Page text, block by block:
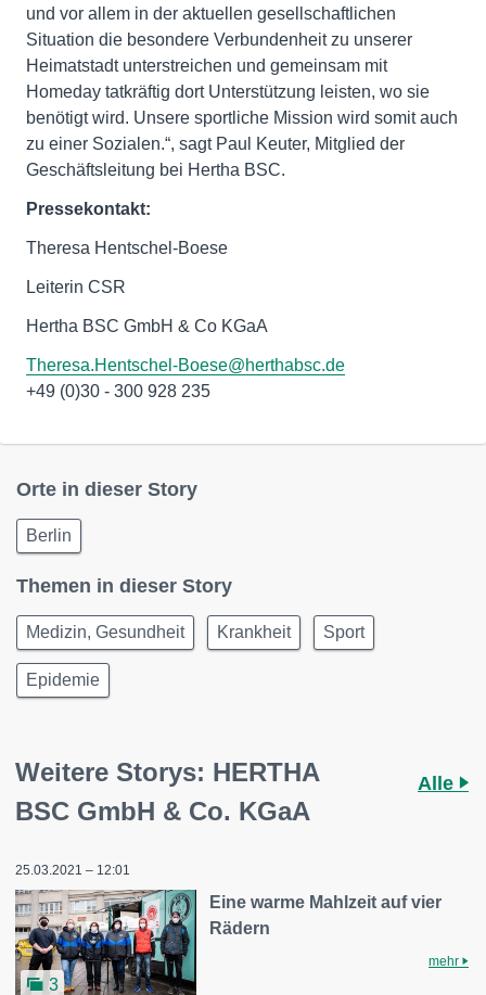
und vor allem in der aktuellen gesellschaftlichen
Situation die besondere Verbundenheit zu unserer
Heimatstadt unterstreichen und gemeinsam mit
Homeday tatkräftig dort Unterstützung leisten, wo sie
benötigt wird. Unsere sportliche Mission wird somit auch
zu einer Sozialen.“, sagt Paul Keuter, Mitglied der
Geschäftsleitung bei Hertha BSC.
Pressekontakt:
Theresa Hentschel-Boese
Leiterin CSR
Hertha BSC GmbH & Co KGaA
Theresa.Hentschel-Boese@herthabsc.de
+49 (0)30 - 300 928 235
Orte in dieser Story
Berlin
Themen in dieser Story
Medizin, Gesundheit Krankheit Sport
Epidemie
Weitere Storys: HERTHA
BSC GmbH & Co. KGaA
Alle
25.03.2021 – 12:01
3
Eine warme Mahlzeit auf vier
Rädern
mehr